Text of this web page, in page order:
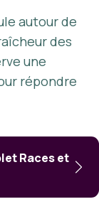
autour de
des
une
répondre
Races et